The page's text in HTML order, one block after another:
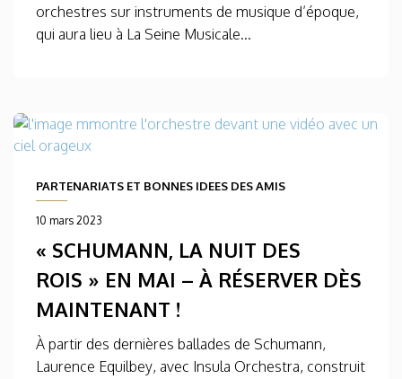
orchestres sur instruments de musique d’époque,
qui aura lieu à La Seine Musicale...
PARTENARIATS ET BONNES IDEES DES AMIS
10 mars 2023
« SCHUMANN, LA NUIT DES
ROIS » EN MAI – À RÉSERVER DÈS
MAINTENANT !
À partir des dernières ballades de Schumann,
Laurence Equilbey, avec Insula Orchestra, construit